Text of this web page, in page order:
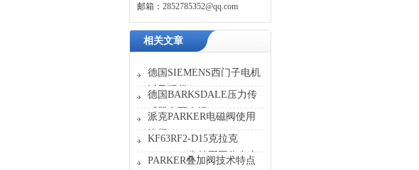
邮箱： 2852785352@qq.com
相关文章
德国SIEMENS西门子电机
以及现货
德国BARKSDALE压力传
感器全面介绍
派克PARKER电磁阀使用
选择
KF63RF2-D15克拉克
KRACHT齿轮泵工作台上
PARKER叠加阀技术特点